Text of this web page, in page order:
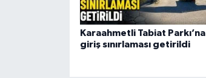
Karaahmetli Tabiat Parkı’na
giriş sınırlaması getirildi